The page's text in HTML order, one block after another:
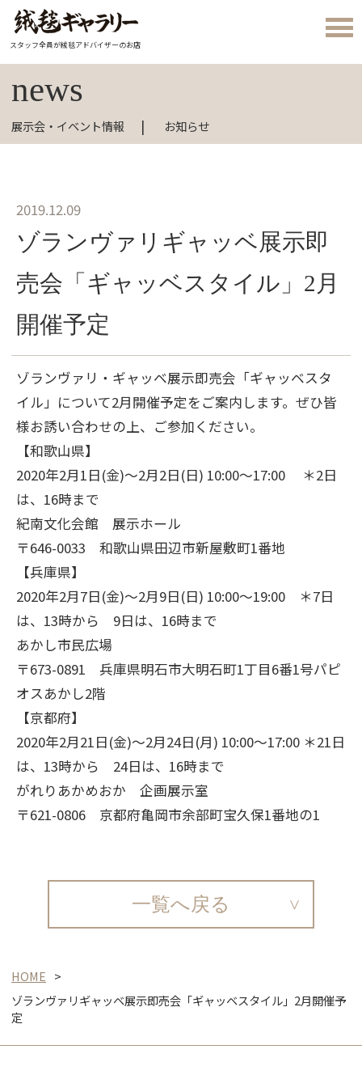
スタッフ全員が絨毯アドバイザーのお店
news
展示会・イベント情報 お知らせ
2019.12.09
ゾランヴァリギャッベ展示即
売会「ギャッベスタイル」2月
開催予定
ゾランヴァリ・ギャッベ展示即売会「ギャッベスタ
イル」について2月開催予定をご案内します。ぜひ皆
様お誘い合わせの上、ご参加ください。
【和歌山県】
2020年2月1日(金)～2月2日(日) 10:00～17:00 ＊2日
は、16時まで
紀南文化会館 展示ホール
〒646-0033 和歌山県田辺市新屋敷町1番地
【兵庫県】
2020年2月7日(金)～2月9日(日) 10:00～19:00 ＊7日
は、13時から 9日は、16時まで
あかし市民広場
〒673-0891 兵庫県明石市大明石町1丁目6番1号パピ
オスあかし2階
【京都府】
2020年2月21日(金)～2月24日(月) 10:00～17:00 ＊21日
は、13時から 24日は、16時まで
がれりあかめおか 企画展示室
〒621-0806 京都府亀岡市余部町宝久保1番地の1
一覧へ戻る
HOME
ゾランヴァリギャッベ展示即売会「ギャッベスタイル」2月開催予
定